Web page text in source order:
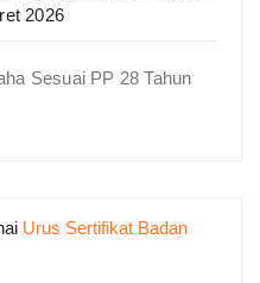
2026
Sesuai PP 28 Tahun
Urus Sertifikat Badan